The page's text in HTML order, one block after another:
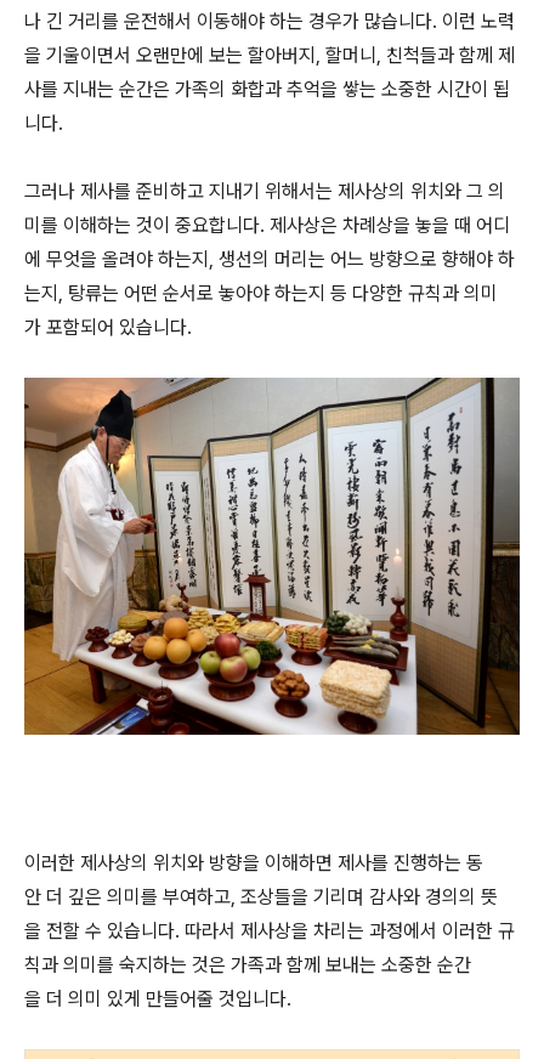
나 긴 거리를 운전해서 이동해야 하는 경우가 많습니다. 이런 노력
을 기울이면서 오랜만에 보는 할아버지, 할머니, 친척들과 함께 제
사를 지내는 순간은 가족의 화합과 추억을 쌓는 소중한 시간이 됩
니다.
그러나 제사를 준비하고 지내기 위해서는 제사상의 위치와 그 의
미를 이해하는 것이 중요합니다. 제사상은 차례상을 놓을 때 어디
에 무엇을 올려야 하는지, 생선의 머리는 어느 방향으로 향해야 하
는지, 탕류는 어떤 순서로 놓아야 하는지 등 다양한 규칙과 의미
가 포함되어 있습니다.
이러한 제사상의 위치와 방향을 이해하면 제사를 진행하는 동
안 더 깊은 의미를 부여하고, 조상들을 기리며 감사와 경의의 뜻
을 전할 수 있습니다. 따라서 제사상을 차리는 과정에서 이러한 규
칙과 의미를 숙지하는 것은 가족과 함께 보내는 소중한 순간
을 더 의미 있게 만들어줄 것입니다.